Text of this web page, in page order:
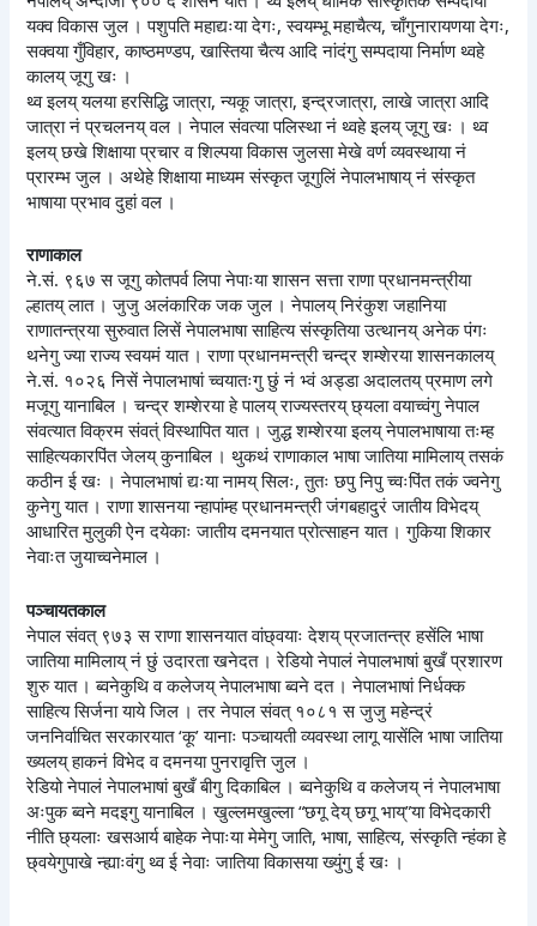
यक्व विकास जुल । पशुपति महाद्यःया देगः, स्वयम्भू महाचैत्य, चाँगुनारायणया देगः,
सक्वया गुँविहार, काष्ठमण्डप, खास्तिया चैत्य आदि नांदंगु सम्पदाया निर्माण थ्वहे
कालय् जूगु खः ।
थ्व इलय् यलया हरसिद्धि जात्रा, न्यकू जात्रा, इन्द्रजात्रा, लाखे जात्रा आदि
जात्रा नं प्रचलनय् वल । नेपाल संवत्या पलिस्था नं थ्वहे इलय् जूगु खः । थ्व
इलय् छखे शिक्षाया प्रचार व शिल्पया विकास जुलसा मेखे वर्ण व्यवस्थाया नं
प्रारम्भ जुल । अथेहे शिक्षाया माध्यम संस्कृत जूगुलिं नेपालभाषाय् नं संस्कृत
भाषाया प्रभाव दुहां वल ।
राणाकाल
ने.सं. ९६७ स जूगु कोतपर्व लिपा नेपाःया शासन सत्ता राणा प्रधानमन्त्रीया
ल्हातय् लात । जुजु अलंकारिक जक जुल । नेपालय् निरंकुश जहानिया
राणातन्त्रया सुरुवात लिसें नेपालभाषा साहित्य संस्कृतिया उत्थानय् अनेक पंगः
थनेगु ज्या राज्य स्वयमं यात । राणा प्रधानमन्त्री चन्द्र शम्शेरया शासनकालय्
ने.सं. १०२६ निसें नेपालभाषां च्वयातःगु छुं नं भ्वं अड्डा अदालतय् प्रमाण लगे
मजूगु यानाबिल । चन्द्र शम्शेरया हे पालय् राज्यस्तरय् छ्यला वयाच्वंगु नेपाल
संवत्यात विक्रम संवत्ं विस्थापित यात । जुद्ध शम्शेरया इलय् नेपालभाषाया तःम्ह
साहित्यकारपिंत जेलय् कुनाबिल । थुकथं राणाकाल भाषा जातिया मामिलाय् तसकं
कठीन ई खः । नेपालभाषां द्यःया नामय् सिलः, तुतः छपु निपु च्वःपिंत तकं ज्वनेगु
कुनेगु यात । राणा शासनया न्हापांम्ह प्रधानमन्त्री जंगबहादुरं जातीय विभेदय्
आधारित मुलुकी ऐन दयेकाः जातीय दमनयात प्रोत्साहन यात । गुकिया शिकार
नेवाःत जुयाच्वनेमाल ।
पञ्चायतकाल
नेपाल संवत् ९७३ स राणा शासनयात वांछ्वयाः देशय् प्रजातन्त्र हसेंलि भाषा
जातिया मामिलाय् नं छुं उदारता खनेदत । रेडियो नेपालं नेपालभाषां बुखँ प्रशारण
शुरु यात । ब्वनेकुथि व कलेजय् नेपालभाषा ब्वने दत । नेपालभाषां निर्धक्क
साहित्य सिर्जना याये जिल । तर नेपाल संवत् १०८१ स जुजु महेन्द्रं
जननिर्वाचित सरकारयात ‘कू’ यानाः पञ्चायती व्यवस्था लागू यासेंलि भाषा जातिया
ख्यलय् हाकनं विभेद व दमनया पुनरावृत्ति जुल ।
रेडियो नेपालं नेपालभाषां बुखँ बीगु दिकाबिल । ब्वनेकुथि व कलेजय् नं नेपालभाषा
अःपुक ब्वने मदइगु यानाबिल । खुल्लमखुल्ला “छगू देय् छगू भाय्”या विभेदकारी
नीति छ्यलाः खसआर्य बाहेक नेपाःया मेमेगु जाति, भाषा, साहित्य, संस्कृति न्हंका हे
छ्वयेगुपाखे न्ह्याःवंगु थ्व ई नेवाः जातिया विकासया ख्युंगु ई खः ।